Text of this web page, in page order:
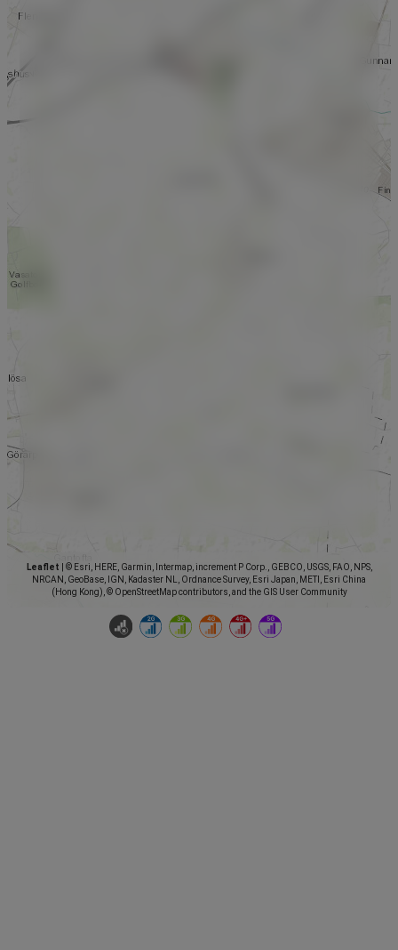
Leaflet
© Esri, HERE, Garmin, Intermap, increment P Corp., GEBCO, USGS, FAO, NPS,
NRCAN, GeoBase, IGN, Kadaster NL, Ordnance Survey, Esri Japan, METI, Esri China
(Hong Kong), © OpenStreetMap contributors, and the GIS User Community